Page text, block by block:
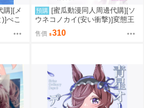
購][メ
ぺこ
同
預購 [蜜瓜動漫同人周邊代購][ソ
ウネコノカイ(安い衝撃)]変態王
子と笑わない花嫁。(同人誌)
售價 310